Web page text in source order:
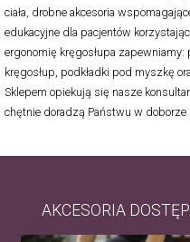
ciała, drobne akcesoria
edukacyjne dla pacjentów
ergonomię kręgosłupa
kręgosłup, podkładki pod myszkę
Sklepem opiekują się nasze
chętnie doradzą Państwu w
AKCESORIA